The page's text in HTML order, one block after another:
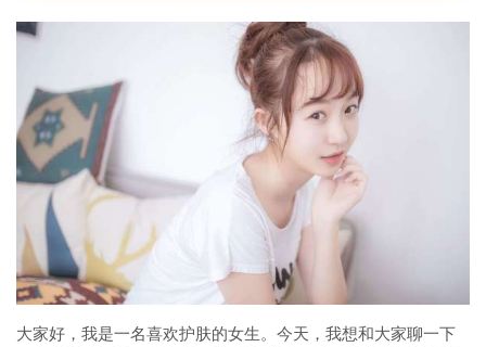
大家好，我是一名喜欢护肤的女生。今天，我想和大家聊一下